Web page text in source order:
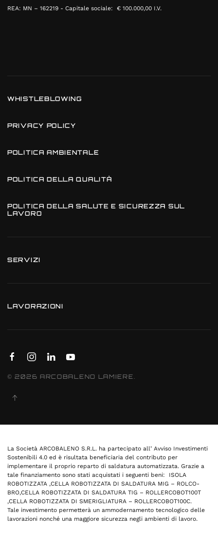
REA: MN – 162219 - Capitale sociale: € 100.000,00 I.V.
WHISTLEBLOWING
PRIVACY POLICY
POLITICA AMBIENTALE
POLITICA DELLA QUALITÀ
POLITICA DELLA SALUTE E SICUREZZA SUL
LAVORO
SERVIZI
LAVORAZIONI
©2026 ARCOBALENO LAMIERE.
La Società ARCOBALENO S.R.L. ha partecipato all’ Avviso Investimenti
Sostenibili 4.0 ed è risultata beneficiaria del contributo per
implementare il proprio reparto di saldatura automatizzata. Grazie a
tale finanziamento sono stati acquistati i seguenti beni: ISOLA
ROBOTIZZATA ,CELLA ROBOTIZZATA DI SALDATURA MIG – ROLCO-
BRO,CELLA ROBOTIZZATA DI SALDATURA TIG – ROLLERCOBOT100T
,CELLA ROBOTIZZATA DI SMERIGLIATURA – ROLLERCOBOT100C.
Tale investimento permetterà un ammodernamento tecnologico delle
lavorazioni nonché una maggiore sicurezza negli ambienti di lavoro.